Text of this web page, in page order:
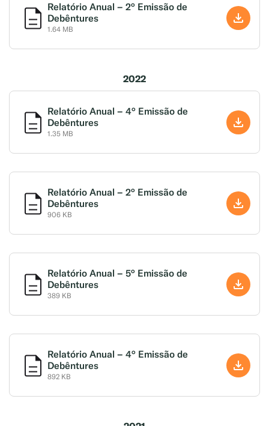
Relatório Anual – 2° Emissão de
Debêntures
1.64 MB
2022
Relatório Anual – 4° Emissão de
Debêntures
1.35 MB
Relatório Anual – 2° Emissão de
Debêntures
906 KB
Relatório Anual – 5° Emissão de
Debêntures
389 KB
Relatório Anual – 4° Emissão de
Debêntures
892 KB